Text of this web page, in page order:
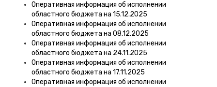
Оперативная информация об исполнении
областного бюджета на 15.12.2025
Оперативная информация об исполнении
областного бюджета на 08.12.2025
Оперативная информация об исполнении
областного бюджета на 24.11.2025
Оперативная информация об исполнении
областного бюджета на 17.11.2025
Оперативная информация об исполнении